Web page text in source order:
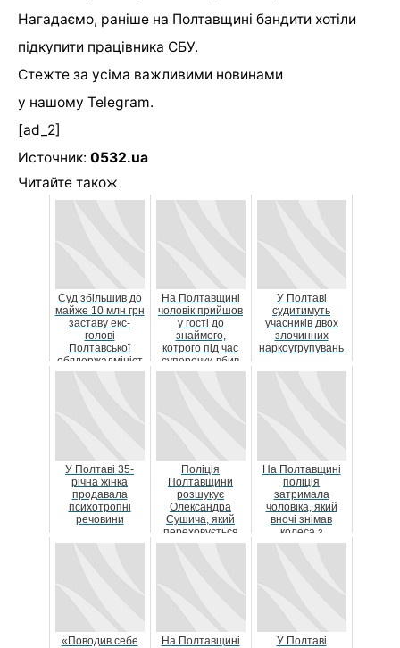
Нагадаємо, раніше на Полтавщині бандити хотіли
підкупити працівника СБУ.
Стежте за усіма важливими новинами
у нашому Telegram.
[ad_2]
Источник: 0532.ua
Читайте також
Суд збільшив до
майже 10 млн грн
заставу екс-
голові
Полтавської
облдержадмініст
рації
На Полтавщині
чоловік прийшов
у гості до
знаймого,
котрого під час
суперечки вбив
ножем
У Полтаві
судитимуть
учасників двох
злочинних
наркоугрупувань
У Полтаві 35-
річна жінка
продавала
психотропні
речовини
Поліція
Полтавщини
розшукує
Олександра
Сушича, який
переховується
від суду
На Полтавщині
поліція
затримала
чоловіка, який
вночі знімав
колеса з
автомобілів
«Поводив себе
На Полтавщині
У Полтаві